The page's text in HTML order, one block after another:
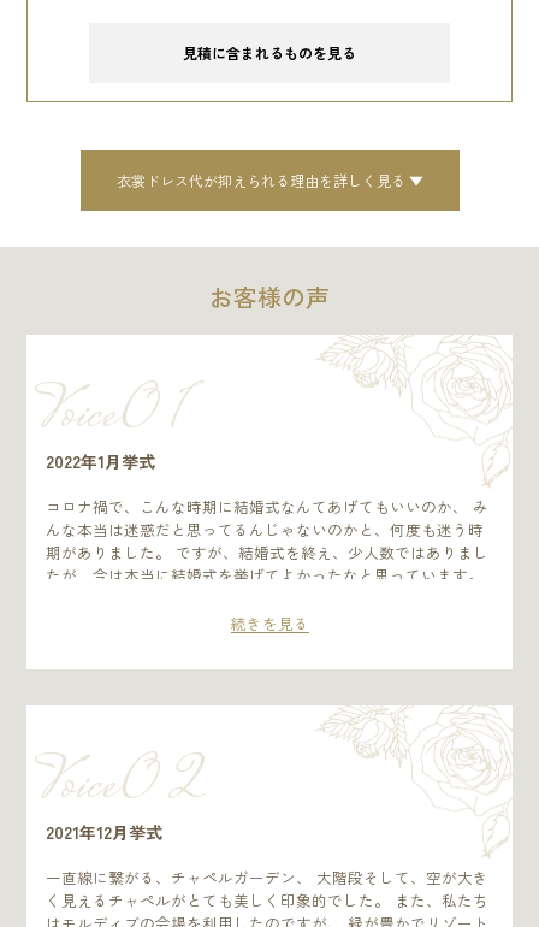
見積に含まれるものを見る
衣裳ドレス代が抑えられる理由を詳しく見る
お客様の声
Voice0 1
2022年1月挙式
コロナ禍で、こんな時期に結婚式なんてあげてもいいのか、 み
んな本当は迷惑だと思ってるんじゃないのかと、何度も迷う時
期がありました。 ですが、結婚式を終え、少人数ではありまし
たが、今は本当に結婚式を挙げてよかったなと思っています。
て、 いつも助けられているんだなと改めて感じることができま
ました。当日は、おつまみブーケを作ったり、 おもしろフォト
盛大ではなくても、アットホームであたたかい優しい気持ちに
包まれた式になったかなと思っています。
続きを見る
Voice0 2
2021年12月挙式
一直線に繋がる、チャペルガーデン、 大階段そして、空が大き
く見えるチャペルがとても美しく印象的でした。 また、私たち
はモルディブの会場を利用したのですが、 緑が豊かでリゾート